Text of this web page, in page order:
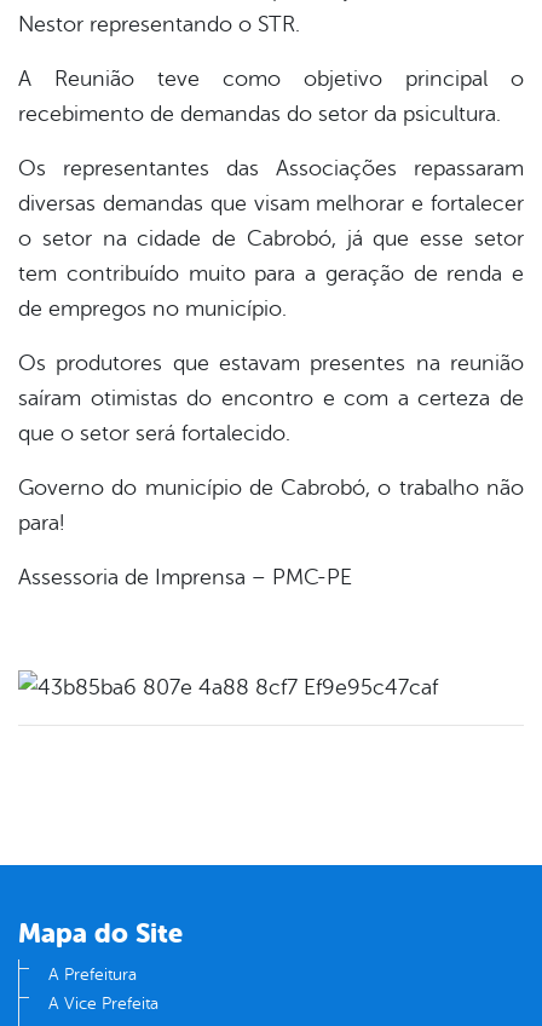
Nestor representando o STR.
A Reunião teve como objetivo principal o
recebimento de demandas do setor da psicultura.
Os representantes das Associações repassaram
diversas demandas que visam melhorar e fortalecer
o setor na cidade de Cabrobó, já que esse setor
tem contribuído muito para a geração de renda e
de empregos no município.
Os produtores que estavam presentes na reunião
saíram otimistas do encontro e com a certeza de
que o setor será fortalecido.
Governo do município de Cabrobó, o trabalho não
para!
Assessoria de Imprensa – PMC-PE
Mapa do Site
A Prefeitura
A Vice Prefeita